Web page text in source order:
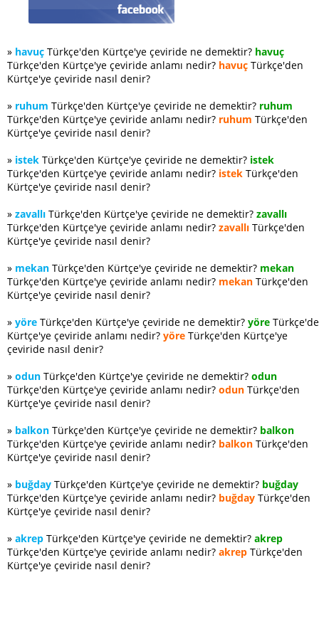
» havuç Türkçe'den Kürtçe'ye çeviride ne demektir? havuç
Türkçe'den Kürtçe'ye çeviride anlamı nedir? havuç Türkçe'den
Kürtçe'ye çeviride nasıl denir?
» ruhum Türkçe'den Kürtçe'ye çeviride ne demektir? ruhum
Türkçe'den Kürtçe'ye çeviride anlamı nedir? ruhum Türkçe'den
Kürtçe'ye çeviride nasıl denir?
» istek Türkçe'den Kürtçe'ye çeviride ne demektir? istek
Türkçe'den Kürtçe'ye çeviride anlamı nedir? istek Türkçe'den
Kürtçe'ye çeviride nasıl denir?
» zavallı Türkçe'den Kürtçe'ye çeviride ne demektir? zavallı
Türkçe'den Kürtçe'ye çeviride anlamı nedir? zavallı Türkçe'den
Kürtçe'ye çeviride nasıl denir?
» mekan Türkçe'den Kürtçe'ye çeviride ne demektir? mekan
Türkçe'den Kürtçe'ye çeviride anlamı nedir? mekan Türkçe'den
Kürtçe'ye çeviride nasıl denir?
» yöre Türkçe'den Kürtçe'ye çeviride ne demektir? yöre
Kürtçe'ye çeviride anlamı nedir? yöre Türkçe'den Kürtçe'ye
çeviride nasıl denir?
» odun Türkçe'den Kürtçe'ye çeviride ne demektir? odun
Türkçe'den Kürtçe'ye çeviride anlamı nedir? odun Türkçe'den
Kürtçe'ye çeviride nasıl denir?
» balkon Türkçe'den Kürtçe'ye çeviride ne demektir? balkon
Türkçe'den Kürtçe'ye çeviride anlamı nedir? balkon Türkçe'den
Kürtçe'ye çeviride nasıl denir?
» buğday Türkçe'den Kürtçe'ye çeviride ne demektir? buğday
Türkçe'den Kürtçe'ye çeviride anlamı nedir? buğday Türkçe'den
Kürtçe'ye çeviride nasıl denir?
» akrep Türkçe'den Kürtçe'ye çeviride ne demektir? akrep
Türkçe'den Kürtçe'ye çeviride anlamı nedir? akrep Türkçe'den
Kürtçe'ye çeviride nasıl denir?